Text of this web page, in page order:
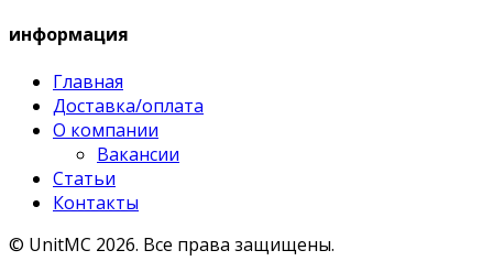
информация
Главная
Доставка/оплата
О компании
Вакансии
Статьи
Контакты
© UnitMC 2026. Все права защищены.